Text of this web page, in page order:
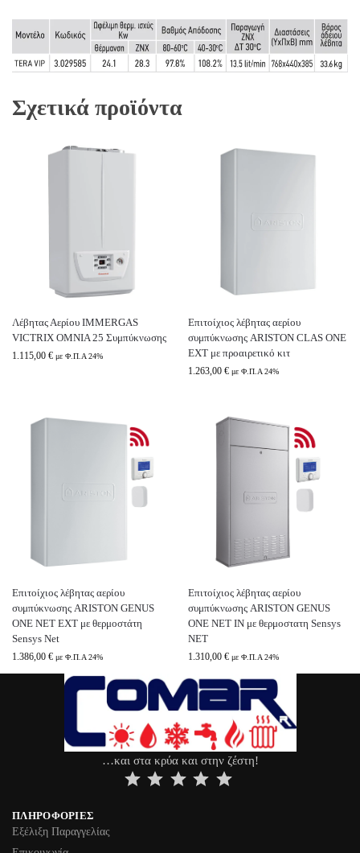
Σχετικά προϊόντα
Λέβητας Αερίου IMMERGAS
VICTRIX ΟΜΝΙΑ 25 Συμπύκνωσης
1.115,00 € με Φ.Π.Α 24%
Επιτοίχιος λέβητας αερίου
συμπύκνωσης ARISTON CLAS ONE
EXT με προαιρετικό κιτ
1.263,00 € με Φ.Π.Α 24%
Επιτοίχιος λέβητας αερίου
συμπύκνωσης ARISTON GENUS
ONE NET EXT με θερμοστάτη
Sensys Net
1.386,00 € με Φ.Π.Α 24%
Επιτοίχιος λέβητας αερίου
συμπύκνωσης ARISTON GENUS
ONE NET IN με θερμοστατη Sensys
NET
1.310,00 € με Φ.Π.Α 24%
…και στα κρύα και στην ζέστη!
ΠΛΗΡΟΦΟΡΊΕΣ
Εξέλιξη Παραγγελίας